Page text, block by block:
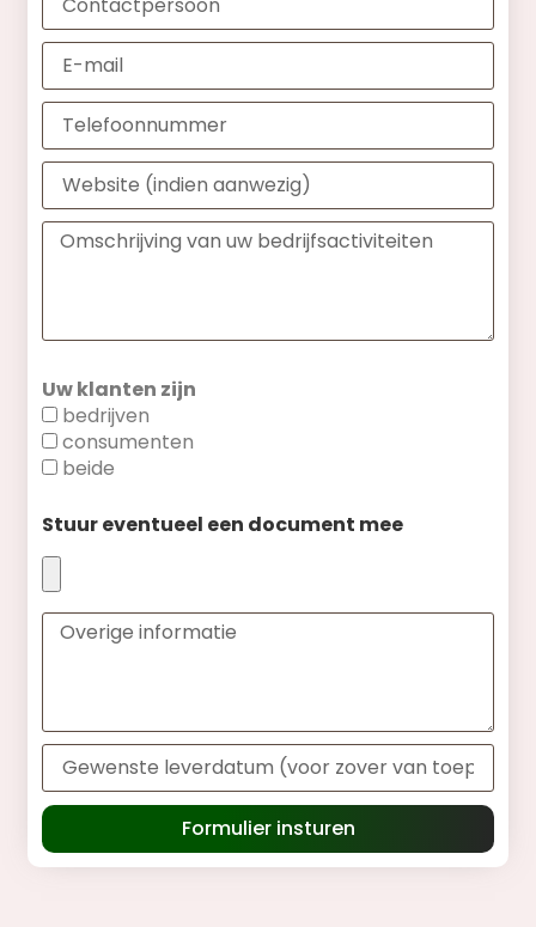
Uw klanten zijn
bedrijven
consumenten
beide
Stuur eventueel een document mee
Formulier insturen